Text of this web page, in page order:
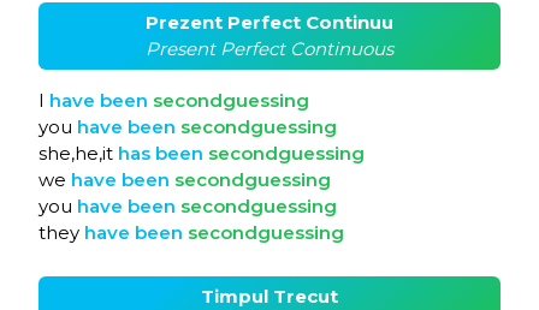
Prezent Perfect Continuu
Present Perfect Continuous
I have been secondguessing
you have been secondguessing
she,he,it has been secondguessing
we have been secondguessing
you have been secondguessing
they have been secondguessing
Timpul Trecut